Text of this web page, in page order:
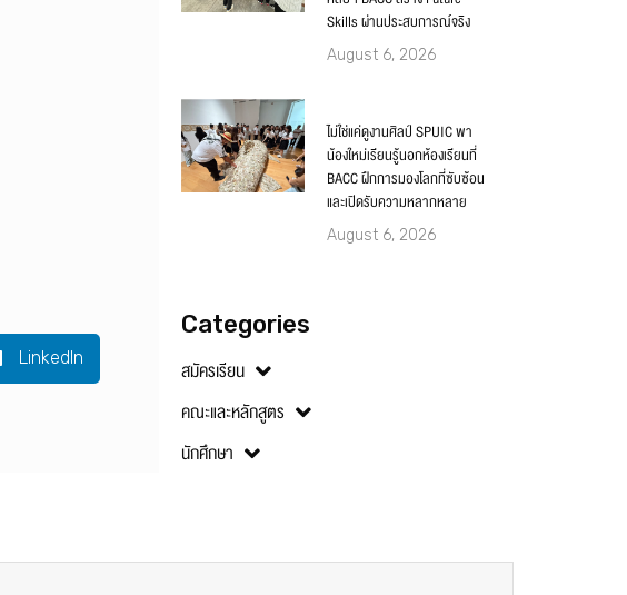
LinkedIn
Skills ผ่านประสบการณ์จริง
August 6, 2026
ไม่ใช่แค่ดูงานศิลป์ SPUIC พา
น้องใหม่เรียนรู้นอกห้องเรียนที่
BACC ฝึกการมองโลกที่ซับซ้อน
และเปิดรับความหลากหลาย
August 6, 2026
Categories
สมัครเรียน
คณะและหลักสูตร
นักศึกษา